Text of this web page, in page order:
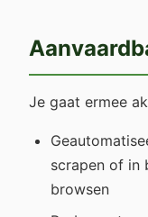
Je gaat ermee
scrapen of in
browsen